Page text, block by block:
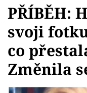
Témata
Showbyznys
Youtubeři
PŘÍBĚH:
svoji
co
Změnila